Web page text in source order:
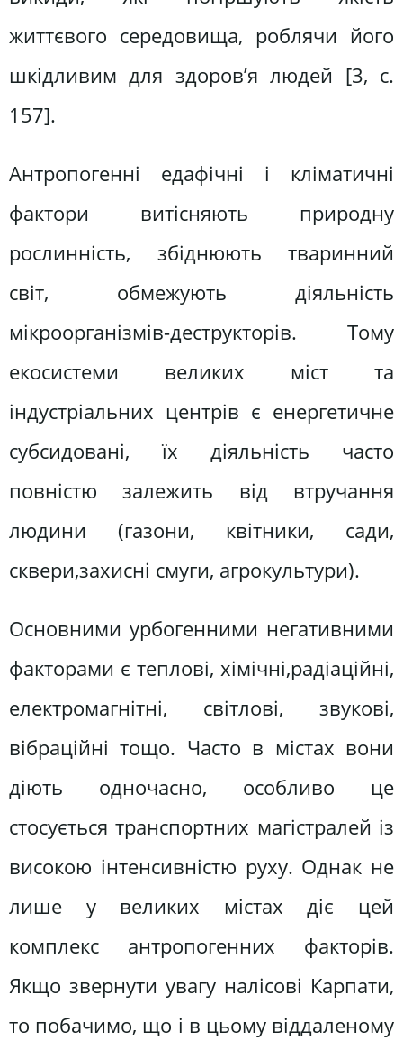
життєвого середовища, роблячи його
шкідливим для здоров’я людей [3, с.
157].
Антропогенні едафічні і кліматичні
фактори витісняють природну
рослинність, збіднюють тваринний
світ, обмежують діяльність
мікроорганізмів-деструкторів. Тому
екосистеми великих міст та
індустріальних центрів є енергетичне
субсидовані, їх діяльність часто
повністю залежить від втручання
людини (газони, квітники, сади,
сквери,захисні смуги, агрокультури).
Основними урбогенними негативними
факторами є теплові, хімічні,радіаційні,
електромагнітні, світлові, звукові,
вібраційні тощо. Часто в містах вони
діють одночасно, особливо це
стосується транспортних магістралей із
високою інтенсивністю руху. Однак не
лише у великих містах діє цей
комплекс антропогенних факторів.
Якщо звернути увагу налісові Карпати,
то побачимо, що і в цьому віддаленому